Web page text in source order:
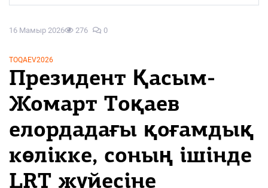
16 Мамыр 2026 276 0
TOQAEV2026
Президент Қасым-
Жомарт Тоқаев
елордадағы қоғамдық
көлікке, соның ішінде
LRT жүйесіне